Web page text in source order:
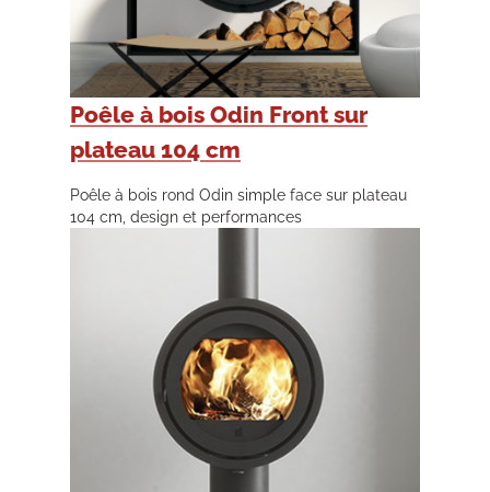
Poêle à bois Odin Front sur
plateau 104 cm
Poêle à bois rond Odin simple face sur plateau
104 cm, design et performances